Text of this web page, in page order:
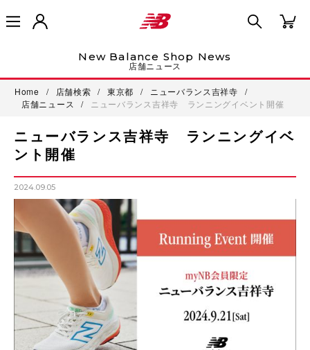
New Balance Shop News
店舗ニュース
Home / 店舗検索 / 東京都 / ニューバランス吉祥寺
/
店舗ニュース
/ ニューバランス吉祥寺 ランニングイベント開催
ニューバランス吉祥寺 ランニングイベ
ント開催
2024.09.05